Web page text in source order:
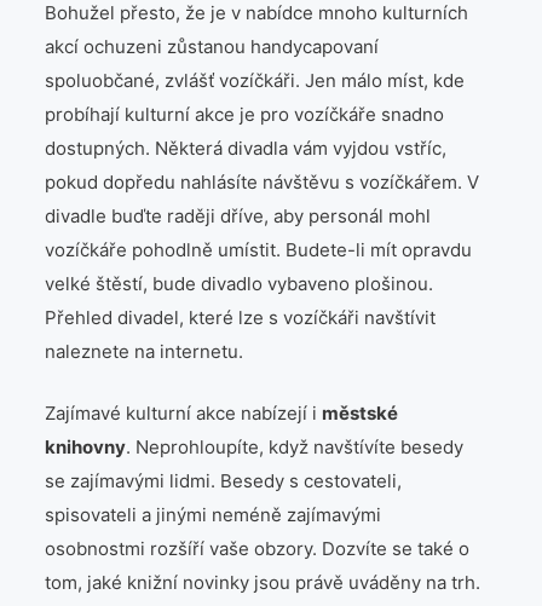
Bohužel přesto, že je v nabídce mnoho kulturních
akcí ochuzeni zůstanou handycapovaní
spoluobčané, zvlášť vozíčkáři. Jen málo míst, kde
probíhají kulturní akce je pro vozíčkáře snadno
dostupných. Některá divadla vám vyjdou vstříc,
pokud dopředu nahlásíte návštěvu s vozíčkářem. V
divadle buďte raději dříve, aby personál mohl
vozíčkáře pohodlně umístit. Budete-li mít opravdu
velké štěstí, bude divadlo vybaveno plošinou.
Přehled divadel, které lze s vozíčkáři navštívit
naleznete na internetu.
Zajímavé kulturní akce nabízejí i městské
knihovny. Neprohloupíte, když navštívíte besedy
se zajímavými lidmi. Besedy s cestovateli,
spisovateli a jinými neméně zajímavými
osobnostmi rozšíří vaše obzory. Dozvíte se také o
tom, jaké knižní novinky jsou právě uváděny na trh.